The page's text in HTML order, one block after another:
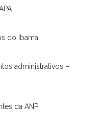
do Ibama
administrativos –
da ANP